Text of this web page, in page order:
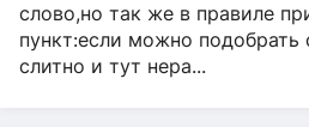
слово,но так же в правиле
пункт:если можно
слитно и тут нера...